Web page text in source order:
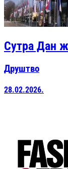
Сутра Дан
Друштво
28.02.2026.